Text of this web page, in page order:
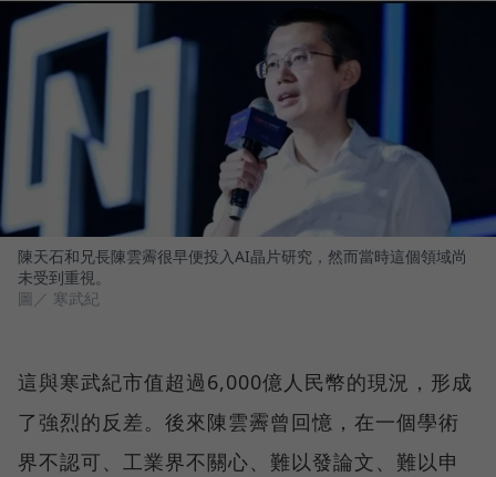
陳天石和兄長陳雲霽很早便投入AI晶片研究，然而當時這個領域尚
未受到重視。
圖／ 寒武紀
這與寒武紀市值超過6,000億人民幣的現況，形成
了強烈的反差。後來陳雲霽曾回憶，在一個學術
界不認可、工業界不關心、難以發論文、難以申